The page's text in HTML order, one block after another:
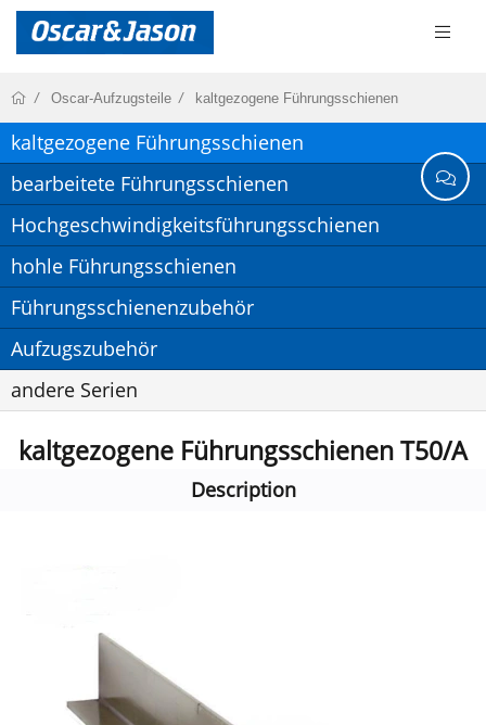
Oscar-Aufzugsteile kaltgezogene Führungsschienen
kaltgezogene Führungsschienen
bearbeitete Führungsschienen
Hochgeschwindigkeitsführungsschienen
hohle Führungsschienen
Führungsschienenzubehör
Aufzugszubehör
andere Serien
kaltgezogene Führungsschienen T50/A
Description